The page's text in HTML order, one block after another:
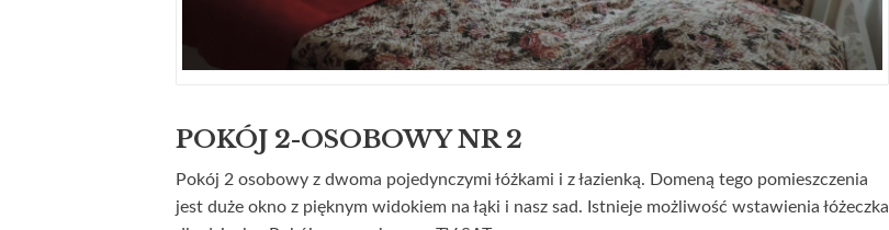
POKÓJ 2-OSOBOWY NR 2
Pokój 2 osobowy z dwoma pojedynczymi łóżkami i z łazienką. Domeną tego pomieszczenia
jest duże okno z pięknym widokiem na łąki i nasz sad. Istnieje możliwość wstawienia łóżeczka